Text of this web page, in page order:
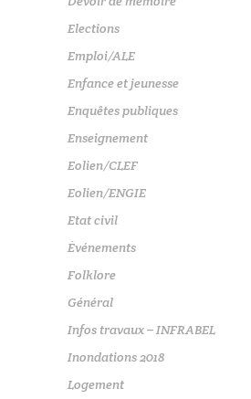
Elections
Emploi/ALE
Enfance et jeunesse
Enquêtes publiques
Enseignement
Eolien/CLEF
Eolien/ENGIE
Etat civil
Événements
Folklore
Général
Infos travaux – INFRABEL
Inondations 2018
Logement